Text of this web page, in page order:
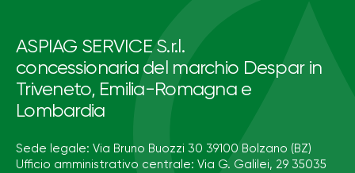
ASPIAG SERVICE S.r.l.
concessionaria del marchio Despar in
Triveneto, Emilia-Romagna e
Lombardia
Sede legale: Via Bruno Buozzi 30 39100 Bolzano (BZ)
Ufficio amministrativo centrale: Via G. Galilei, 29 35035